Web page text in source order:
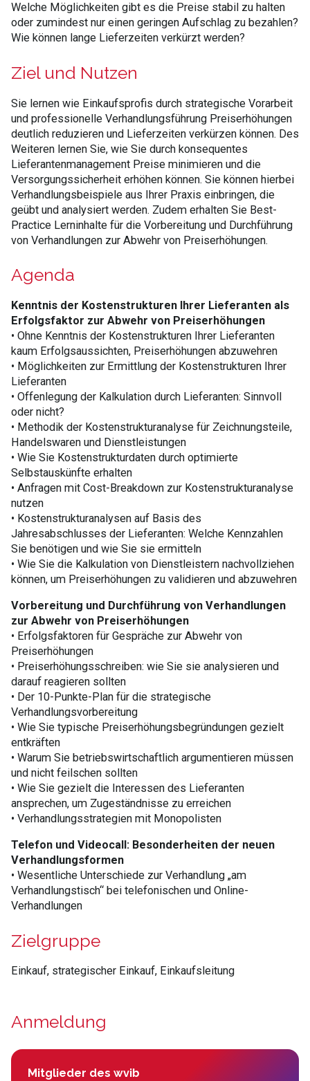
Welche Möglichkeiten gibt es die Preise stabil zu halten
oder zumindest nur einen geringen Aufschlag zu bezahlen?
Wie können lange Lieferzeiten verkürzt werden?
Ziel und Nutzen
Sie lernen wie Einkaufsprofis durch strategische Vorarbeit
und professionelle Verhandlungsführung Preiserhöhungen
deutlich reduzieren und Lieferzeiten verkürzen können. Des
Weiteren lernen Sie, wie Sie durch konsequentes
Lieferantenmanagement Preise minimieren und die
Versorgungssicherheit erhöhen können. Sie können hierbei
Verhandlungsbeispiele aus Ihrer Praxis einbringen, die
geübt und analysiert werden. Zudem erhalten Sie Best-
Practice Lerninhalte für die Vorbereitung und Durchführung
von Verhandlungen zur Abwehr von Preiserhöhungen.
Agenda
Kenntnis der Kostenstrukturen Ihrer Lieferanten als
Erfolgsfaktor zur Abwehr von Preiserhöhungen
• Ohne Kenntnis der Kostenstrukturen Ihrer Lieferanten
kaum Erfolgsaussichten, Preiserhöhungen abzuwehren
• Möglichkeiten zur Ermittlung der Kostenstrukturen Ihrer
Lieferanten
• Offenlegung der Kalkulation durch Lieferanten: Sinnvoll
oder nicht?
• Methodik der Kostenstrukturanalyse für Zeichnungsteile,
Handelswaren und Dienstleistungen
• Wie Sie Kostenstrukturdaten durch optimierte
Selbstauskünfte erhalten
• Anfragen mit Cost-Breakdown zur Kostenstrukturanalyse
nutzen
• Kostenstrukturanalysen auf Basis des
Jahresabschlusses der Lieferanten: Welche Kennzahlen
Sie benötigen und wie Sie sie ermitteln
• Wie Sie die Kalkulation von Dienstleistern nachvollziehen
können, um Preiserhöhungen zu validieren und abzuwehren
Vorbereitung und Durchführung von Verhandlungen
zur Abwehr von Preiserhöhungen
• Erfolgsfaktoren für Gespräche zur Abwehr von
Preiserhöhungen
• Preiserhöhungsschreiben: wie Sie sie analysieren und
darauf reagieren sollten
• Der 10-Punkte-Plan für die strategische
Verhandlungsvorbereitung
• Wie Sie typische Preiserhöhungsbegründungen gezielt
entkräften
• Warum Sie betriebswirtschaftlich argumentieren müssen
und nicht feilschen sollten
• Wie Sie gezielt die Interessen des Lieferanten
ansprechen, um Zugeständnisse zu erreichen
• Verhandlungsstrategien mit Monopolisten
Telefon und Videocall: Besonderheiten der neuen
Verhandlungsformen
• Wesentliche Unterschiede zur Verhandlung „am
Verhandlungstisch“ bei telefonischen und Online-
Verhandlungen
Zielgruppe
Einkauf, strategischer Einkauf, Einkaufsleitung
Anmeldung
Mitglieder des wvib